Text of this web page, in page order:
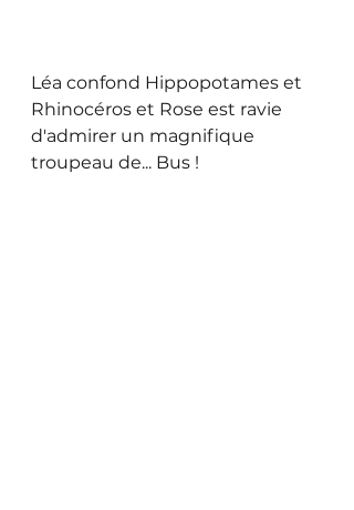
Léa confond Hippopotames et
Rhinocéros et Rose est ravie
d'admirer un magnifique
troupeau de... Bus !